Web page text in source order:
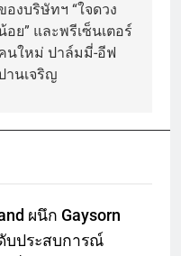
องบริษัทฯ “ใจดวง
อย” และพรีเซ็นเตอร์
นใหม่ ปาล์มมี่-อีฟ
านเจริญ
ผนึก Gaysorn
บประสบการณ์